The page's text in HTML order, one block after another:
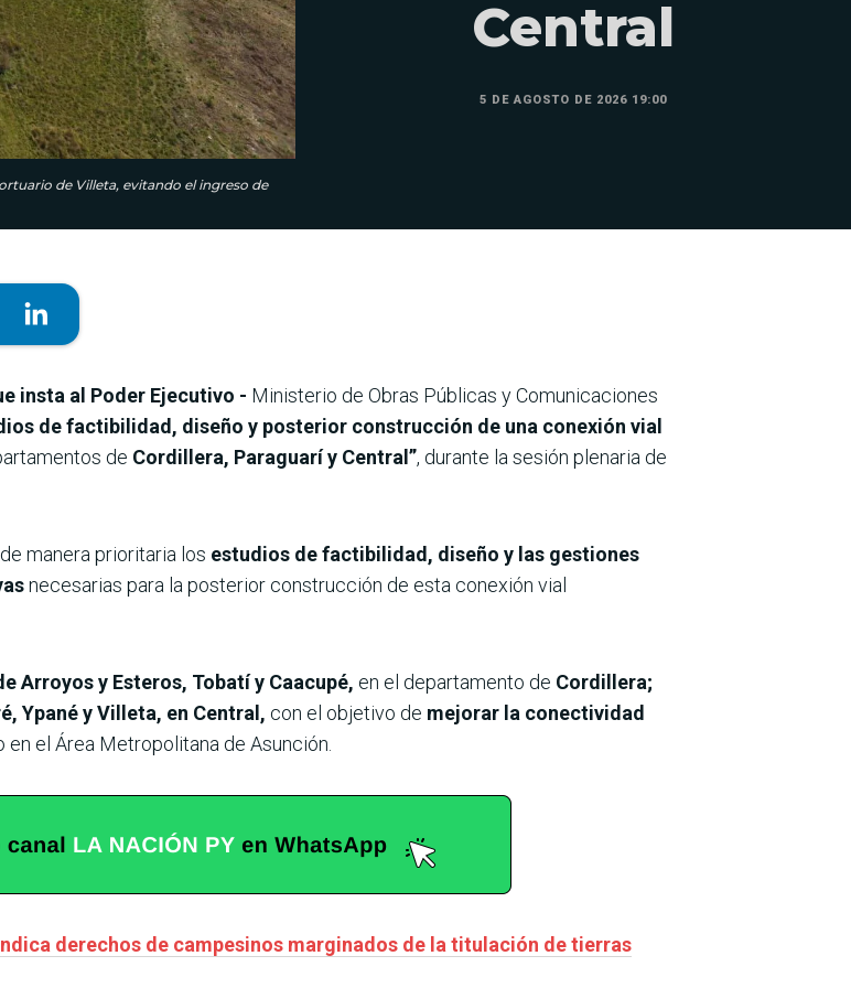
de Villeta, evitando el ingreso de
Central
5 DE AGOSTO DE 2026 19:00
insta al Poder Ejecutivo - Ministerio de Obras Públicas y Comunicaciones
de factibilidad, diseño y posterior construcción de una conexión vial
de Cordillera, Paraguarí y Central”, durante la sesión plenaria de
manera prioritaria los estudios de factibilidad, diseño y las gestiones
necesarias para la posterior construcción de esta conexión vial
Arroyos y Esteros, Tobatí y Caacupé, en el departamento de Cordillera;
Ypané y Villeta, en Central, con el objetivo de mejorar la conectividad
el Área Metropolitana de Asunción.
derechos de campesinos marginados de la titulación de tierras